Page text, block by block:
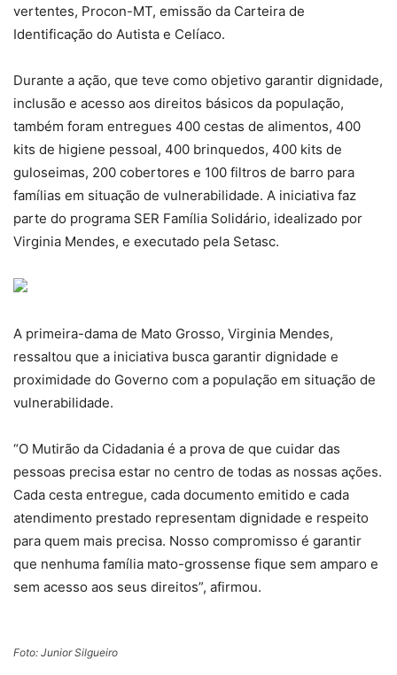
vertentes, Procon-MT, emissão da Carteira de
Identificação do Autista e Celíaco.
Durante a ação, que teve como objetivo garantir dignidade,
inclusão e acesso aos direitos básicos da população,
também foram entregues 400 cestas de alimentos, 400
kits de higiene pessoal, 400 brinquedos, 400 kits de
guloseimas, 200 cobertores e 100 filtros de barro para
famílias em situação de vulnerabilidade. A iniciativa faz
parte do programa SER Família Solidário, idealizado por
Virginia Mendes, e executado pela Setasc.
A primeira-dama de Mato Grosso, Virginia Mendes,
ressaltou que a iniciativa busca garantir dignidade e
proximidade do Governo com a população em situação de
vulnerabilidade.
“O Mutirão da Cidadania é a prova de que cuidar das
pessoas precisa estar no centro de todas as nossas ações.
Cada cesta entregue, cada documento emitido e cada
atendimento prestado representam dignidade e respeito
para quem mais precisa. Nosso compromisso é garantir
que nenhuma família mato-grossense fique sem amparo e
sem acesso aos seus direitos”, afirmou.
Foto: Junior Silgueiro